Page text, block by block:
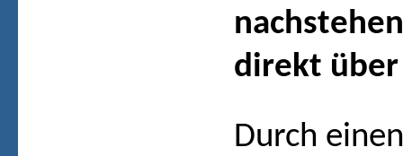
direkt über
Durch